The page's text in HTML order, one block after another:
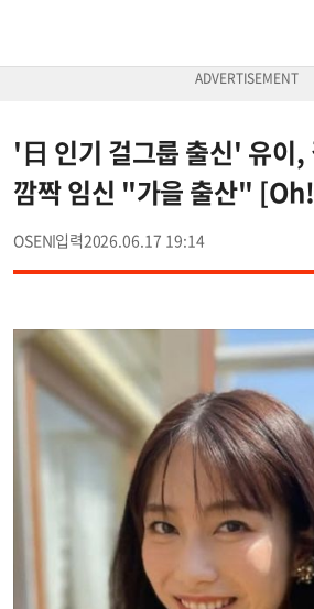
'日 인기 걸그룹 출신' 유이,
깜짝 임신 "가을 출산"
OSEN 2026.06.17 19:14